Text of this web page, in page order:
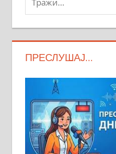
ПРЕСЛУШАЈ…